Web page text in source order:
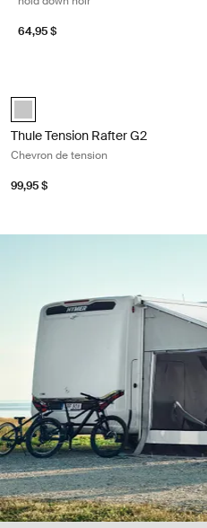
64,95 $
anodised (selected)
Thule Tension Rafter G2
Chevron de tension
99,95 $